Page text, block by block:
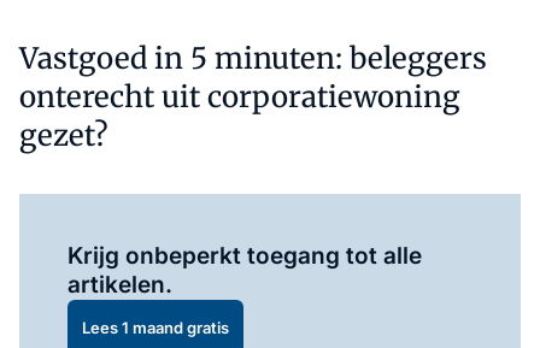
Vastgoed in 5 minuten: beleggers
onterecht uit corporatiewoning
gezet?
Krijg onbeperkt toegang tot alle
artikelen.
Lees 1 maand gratis